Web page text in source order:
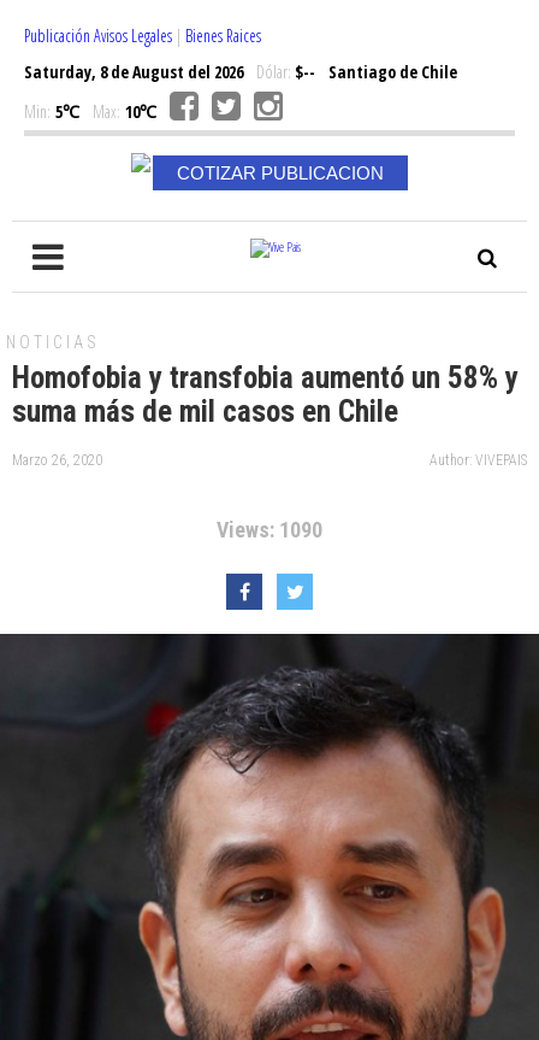
Publicación Avisos Legales | Bienes Raices
Saturday, 8 de August del 2026Dólar: $--
Santiago de Chile
Min: 5℃ Max: 10℃
COTIZAR PUBLICACION
NOTICIAS
Homofobia y transfobia aumentó un 58% y
suma más de mil casos en Chile
Marzo 26, 2020 Author: VIVEPAIS
Views: 1090